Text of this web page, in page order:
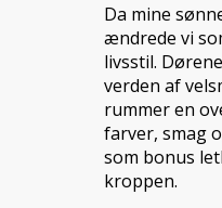
Da mine
ændrede vi
livsstil.
verden af
rummer en
farver, smag
som bonus
kroppen.